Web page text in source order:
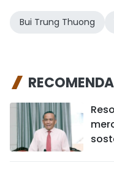
Bui Trung Thuong